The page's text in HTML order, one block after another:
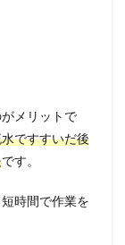
メリットで
ですすいだ後
です。
時間で作業を